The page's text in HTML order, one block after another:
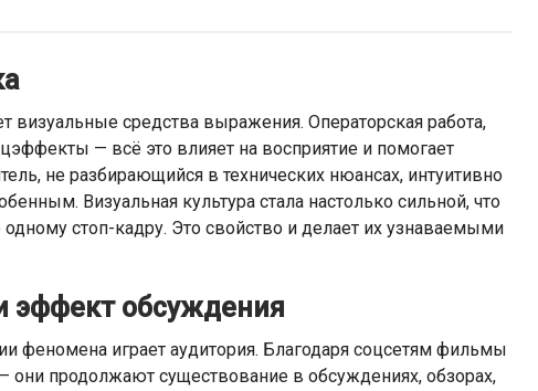
визуальные средства выражения. Операторская работа,
— всё это влияет на восприятие и помогает
не разбирающийся в технических нюансах, интуитивно
Визуальная культура стала настолько сильной, что
стоп-кадру. Это свойство и делает их узнаваемыми
эффект обсуждения
феномена играет аудитория. Благодаря соцсетям фильмы
они продолжают существование в обсуждениях, обзорах,